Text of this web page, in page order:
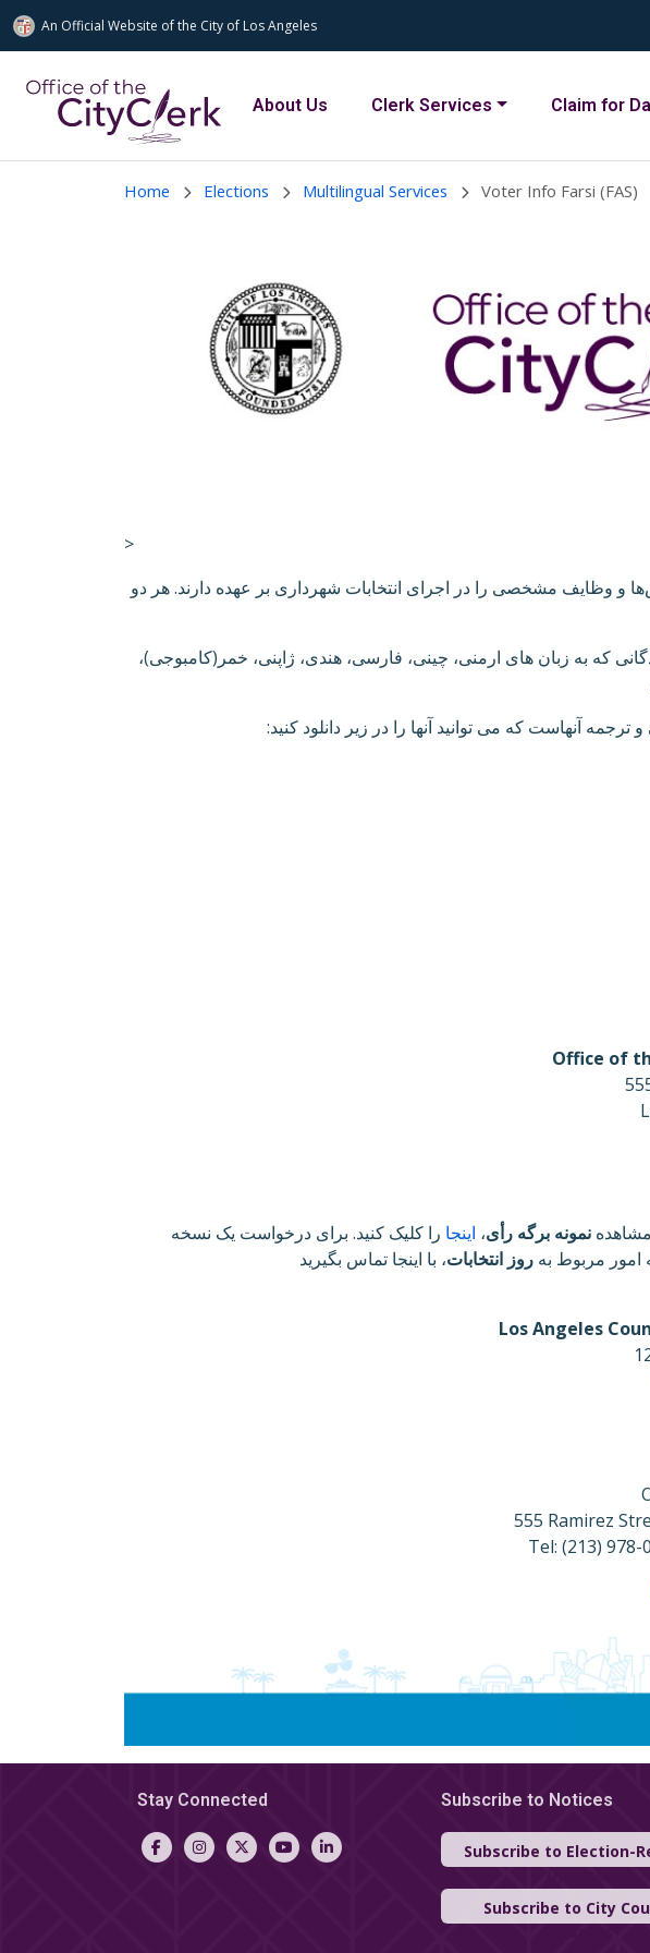
An Official Website ofthe City of Los Angeles
About Us Clerk Services Claim for
Home Elections Multilingual Services Voter Info Farsi (FAS)
>
وظایف مشخصی را در اجرای انتخابات شهرداری بر عهده دارند. هر دو
که به زبان های ارمنی، چینی، فارسی، هندی، ژاپنی، خمر(کامبوجی)،
آنهاست که می توانید آنها را در زیر دانلود کنید
Office of
نمونه برگه رأی، اینجا را کلیک کنید. برای درخواست یک نسخه
امور مربوط به روز انتخابات، با اینجا تماس بگیرید
Los Angeles
555 Ramirez
Tel: (213)
Stay Connected Subscribe to Notices
Subscribe to Election-
Subscribe to City